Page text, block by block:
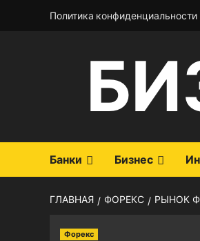
Политика конфиденциальности
Банки Бизнес
ГЛАВНАЯ ФОРЕКС РЫНОК
Форекс